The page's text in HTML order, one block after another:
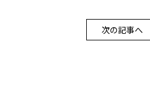
次の記事へ